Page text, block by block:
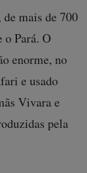
mais de 700
o Pará. O
enorme, no
e usado
Vivara e
pela